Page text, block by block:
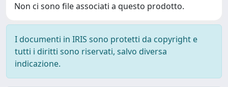
Non ci sono file associati a questo prodotto.
I documenti in IRIS sono protetti da copyright e
tutti i diritti sono riservati, salvo diversa
indicazione.